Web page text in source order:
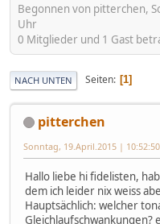
Begonnen von pitterchen,
Uhr
0 Mitglieder und 1 Gast
NACH UNTEN Seiten 1
pitterchen
Sonntag, 19.April.2015 |
Hallo liebe hi fidelisten,
dem ich leider nix weiss
Hauptsächlich: welcher
Gleichlaufschwankungen?